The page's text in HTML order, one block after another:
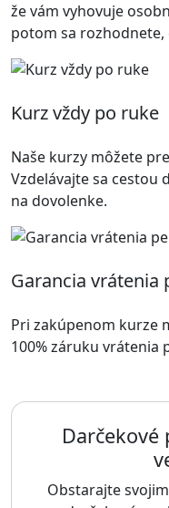
že vám vyhovuje
potom sa rozhodnete,
Kurz vždy po ruke
Naše kurzy môžete
Vzdelávajte sa cestou
na dovolenke.
Garancia vrátenia
Pri zakúpenom kurze
100% záruku vrátenia
Darčekové
Obstarajte